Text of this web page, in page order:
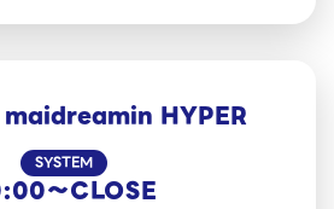
maidreamin HYPER
SYSTEM
〜CLOSE